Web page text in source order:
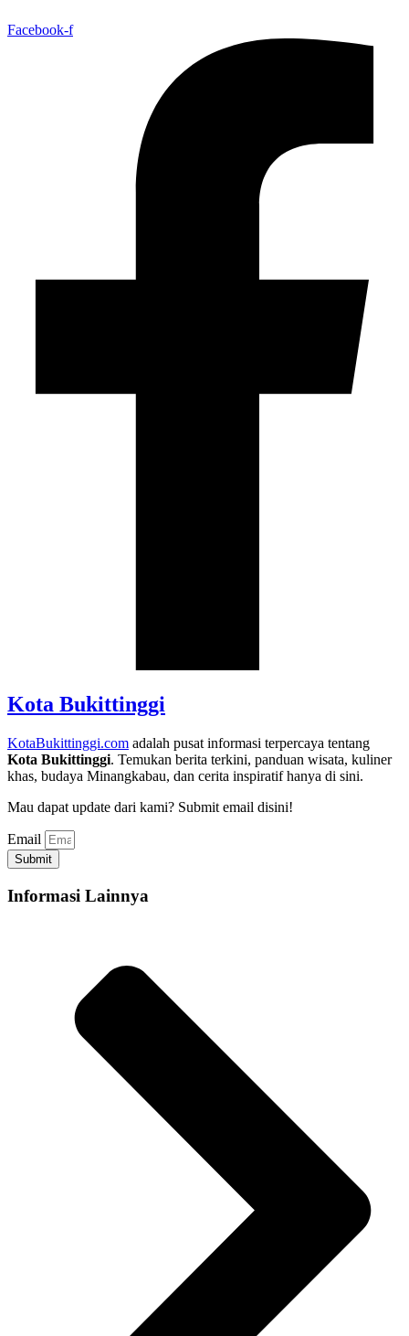
Facebook-f
Kota Bukittinggi
KotaBukittinggi.com adalah pusat informasi terpercaya tentang
Kota Bukittinggi. Temukan berita terkini, panduan wisata, kuliner
khas, budaya Minangkabau, dan cerita inspiratif hanya di sini.
Mau dapat update dari kami? Submit email disini!
Email
Submit
Informasi Lainnya